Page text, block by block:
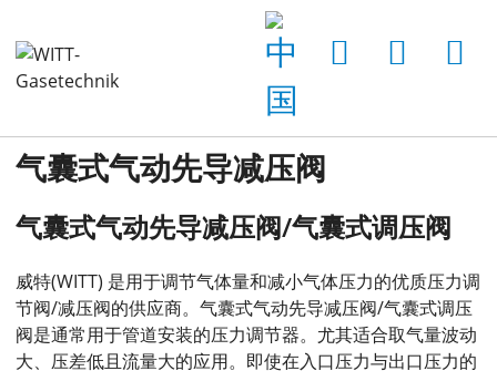
气囊式气动先导减压阀
气囊式气动先导减压阀
气囊式气动先导减压阀/气囊式调压阀
威特(WITT) 是用于调节气体量和减小气体压力的优质压力调
节阀/减压阀的供应商。气囊式气动先导减压阀/气囊式调压
阀是通常用于管道安装的压力调节器。尤其适合取气量波动
大、压差低且流量大的应用。即使在入口压力与出口压力的